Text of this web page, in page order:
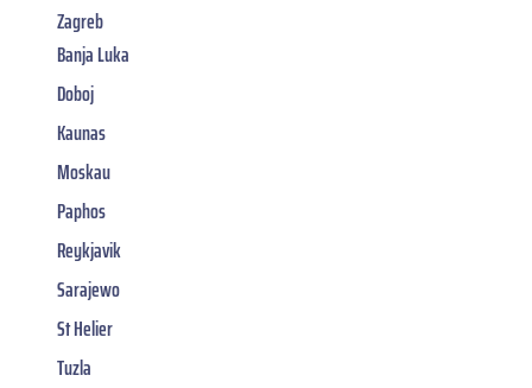
Zagreb
Banja Luka
Doboj
Kaunas
Moskau
Paphos
Reykjavik
Sarajewo
St Helier
Tuzla